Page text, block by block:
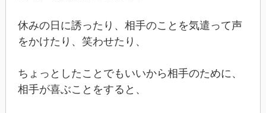
休みの日に誘ったり、相手のことを気遣って声
をかけたり、笑わせたり、
ちょっとしたことでもいいから相手のために、
相手が喜ぶことをすると、